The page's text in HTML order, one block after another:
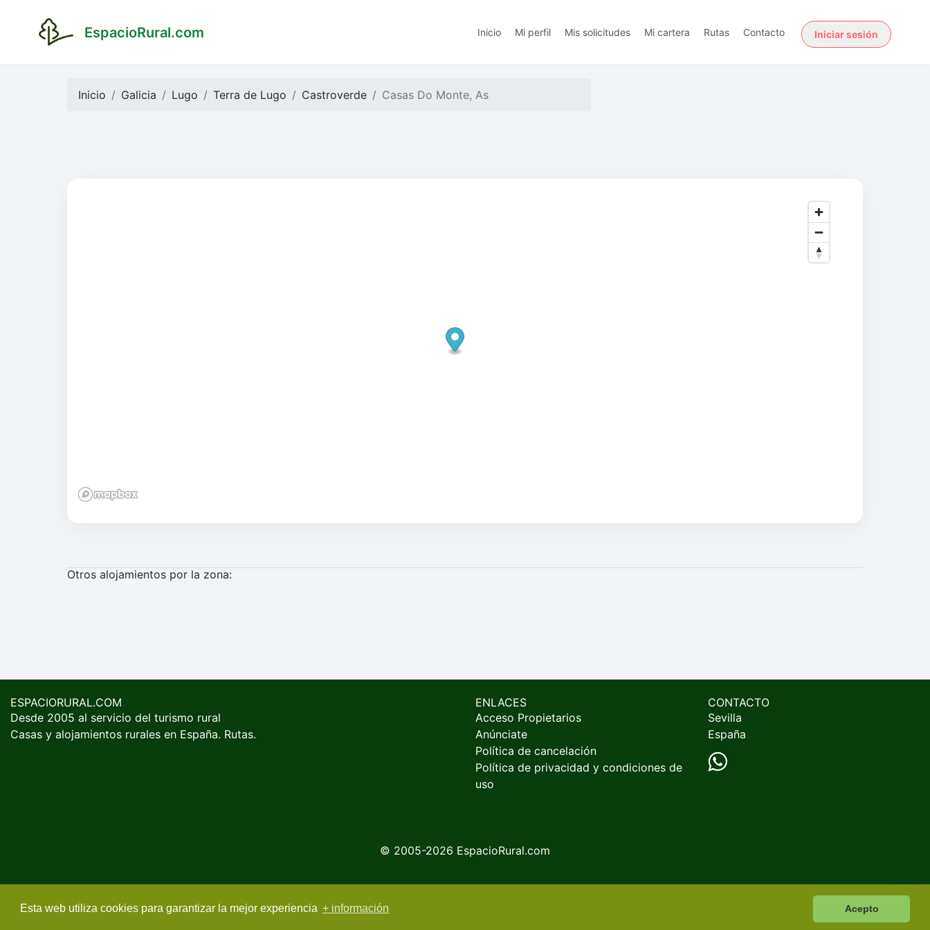
Esta web utiliza cookies para garantizar la mejor experiencia + información Acepto
EspacioRural.com Inicio Mi perfil Mis solicitudes Mi cartera Rutas Contacto Iniciar sesión
Inicio Galicia Lugo Terra de Lugo Castroverde Casas Do Monte, As
Otros alojamientos por la zona:
ESPACIORURAL.COM
Desde 2005 al servicio del turismo rural
Casas y alojamientos rurales en España. Rutas.
ENLACES
Acceso Propietarios
Anúnciate
Política de cancelación
Política de privacidad y condiciones de
uso
CONTACTO
Sevilla
España
© 2005-2026 EspacioRural.com